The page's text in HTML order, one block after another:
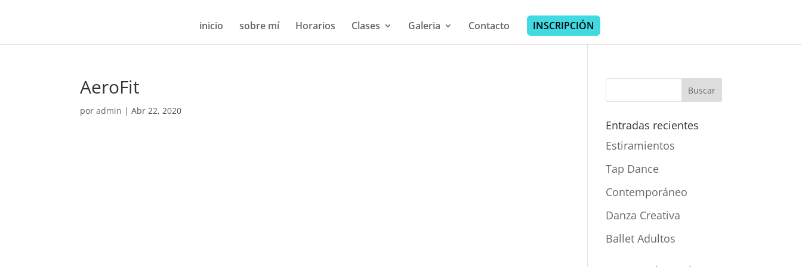
inicio sobre mí Horarios Clases Galeria Contacto INSCRIPCIÓN
AeroFit
poradmin |Abr 22, 2020
Entradas recientes
Estiramientos
Tap Dance
Contemporáneo
Danza Creativa
Ballet Adultos